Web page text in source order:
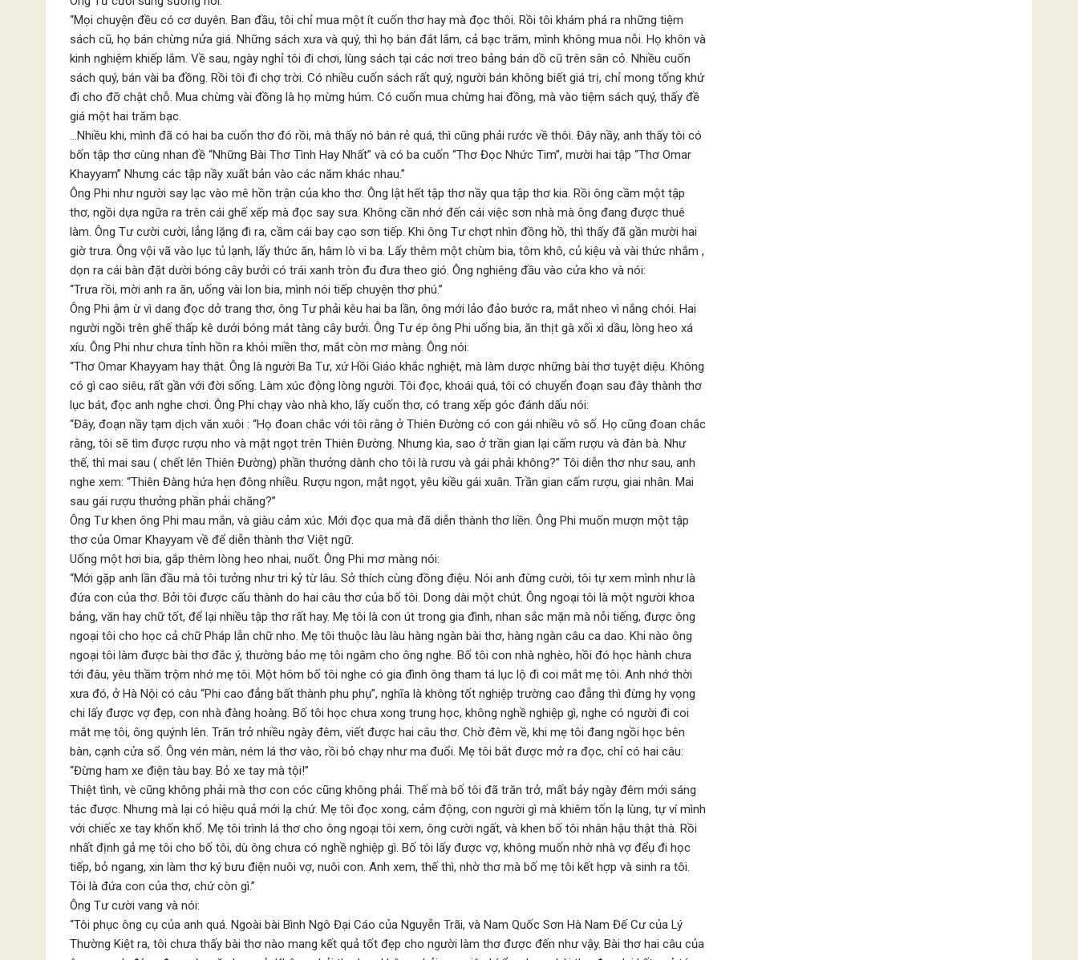
“Mọi chuyện đều có cơ duyên. Ban đầu, tôi chỉ mua một ít cuốn thơ hay mà đọc thôi. Rồi tôi khám phá ra những tiệm
sách cũ, họ bán chừng nửa giá. Những sách xưa và quý, thì họ bán đắt lắm, cả bạc trăm, mình không mua nỗi. Họ khôn và
kinh nghiệm khiếp lắm. Về sau, ngày nghỉ tôi đi chơi, lùng sách tại các nơi treo bảng bán dồ cũ trên sân cỏ. Nhiều cuốn
sách quý, bán vài ba đồng. Rồi tôi đi chợ trời. Có nhiều cuốn sách rất quý, người bán không biết giá trị, chỉ mong tống khứ
đi cho đỡ chật chỗ. Mua chừng vài đồng là họ mừng húm. Có cuốn mua chừng hai đồng, mà vào tiệm sách quý, thấy đề
giá một hai trăm bạc.
…Nhiều khi, mình đã có hai ba cuốn thơ đó rồi, mà thấy nó bán rẻ quá, thì cũng phải rước về thôi. Đây nầy, anh thấy tôi có
bốn tập thơ cùng nhan đề “Những Bài Thơ Tình Hay Nhất” và có ba cuốn “Thơ Đọc Nhức Tim”, mười hai tập “Thơ Omar
Khayyam” Nhưng các tập nầy xuất bản vào các năm khác nhau.”
Ông Phi như người say lạc vào mê hồn trận của kho thơ. Ông lật hết tập thơ nầy qua tập thơ kia. Rồi ông cầm một tập
thơ, ngồi dựa ngữa ra trên cái ghế xếp mà đọc say sưa. Không cần nhớ đến cái việc sơn nhà mà ông đang được thuê
làm. Ông Tư cười cười, lẳng lặng đi ra, cầm cái bay cạo sơn tiếp. Khi ông Tư chợt nhìn đồng hồ, thì thấy đã gần mười hai
giờ trưa. Ông vội vã vào lục tủ lạnh, lấy thức ăn, hâm lò vi ba. Lấy thêm một chùm bia, tôm khô, củ kiệu và vài thức nhắm ,
dọn ra cái bàn đặt dười bóng cây bưởi có trái xanh tròn đu đưa theo gió. Ông nghiêng đầu vào cửa kho và nói:
“Trưa rồi, mời anh ra ăn, uống vài lon bia, mình nói tiếp chuyện thơ phú.”
Ông Phi ậm ừ vì dang đọc dở trang thơ, ông Tư phải kêu hai ba lần, ông mới lảo đảo bước ra, mắt nheo vì nắng chói. Hai
người ngồi trên ghế thấp kê dưới bóng mát tàng cây bưởi. Ông Tư ép ông Phi uống bia, ăn thịt gà xối xì dầu, lòng heo xá
xíu. Ông Phi như chưa tỉnh hồn ra khỏi miền thơ, mắt còn mơ màng. Ông nói:
“Thơ Omar Khayyam hay thật. Ông là người Ba Tư, xứ Hồi Giáo khắc nghiệt, mà làm dược những bài thơ tuyệt diệu. Không
có gì cao siêu, rất gần với đời sống. Làm xúc động lòng người. Tôi đọc, khoái quá, tôi có chuyển đoạn sau đây thành thơ
lục bát, đọc anh nghe chơi. Ông Phi chạy vào nhà kho, lấy cuốn thơ, có trang xếp góc đánh dấu nói:
“Đây, đoạn nầy tạm dịch văn xuôi : “Họ đoan chắc với tôi rằng ở Thiên Đường có con gái nhiều vô số. Họ cũng đoan chắc
rằng, tôi sẽ tìm được rượu nho và mật ngọt trên Thiên Đường. Nhưng kìa, sao ở trần gian lại cấm rượu và đàn bà. Như
thế, thì mai sau ( chết lên Thiên Đường) phần thưởng dành cho tôi là rươu và gái phải không?” Tôi diễn thơ như sau, anh
nghe xem: “Thiên Đàng hứa hẹn đông nhiều. Rượu ngon, mật ngọt, yêu kiều gái xuân. Trần gian cấm rượu, giai nhân. Mai
sau gái rượu thưởng phần phải chăng?”
Ông Tư khen ông Phi mau mắn, và giàu cảm xúc. Mới đọc qua mà đã diễn thành thơ liền. Ông Phi muốn mượn một tập
thơ của Omar Khayyam về để diễn thành thơ Việt ngữ.
Uống một hơi bia, gắp thêm lòng heo nhai, nuốt. Ông Phi mơ màng nói:
“Mới gặp anh lần đầu mà tôi tưởng như tri kỷ từ lâu. Sở thích cùng đồng điệu. Nói anh đừng cười, tôi tự xem mình như là
đứa con của thơ. Bởi tôi được cấu thành do hai câu thơ của bố tôi. Dong dài một chút. Ông ngoại tôi là một người khoa
bảng, văn hay chữ tốt, để lại nhiều tập thơ rất hay. Mẹ tôi là con út trong gia đình, nhan sắc mặn mà nỗi tiếng, được ông
ngoại tôi cho học cả chữ Pháp lẫn chữ nho. Mẹ tôi thuộc làu làu hàng ngàn bài thơ, hàng ngàn câu ca dao. Khi nào ông
ngoại tôi làm được bài thơ đắc ý, thường bảo mẹ tôi ngâm cho ông nghe. Bố tôi con nhà nghèo, hồi đó học hành chưa
tới đâu, yêu thầm trộm nhớ mẹ tôi. Một hôm bố tôi nghe có gia đình ông tham tá lục lộ đi coi mắt mẹ tôi. Anh nhớ thời
xưa đó, ở Hà Nội có câu “Phi cao đẳng bất thành phu phụ”, nghĩa là không tốt nghiệp trường cao đẵng thì đừng hy vọng
chi lấy được vợ đẹp, con nhà đàng hoàng. Bố tôi học chưa xong trung học, không nghề nghiệp gì, nghe có người đi coi
mắt mẹ tôi, ông quýnh lên. Trăn trở nhiều ngày đêm, viết được hai câu thơ. Chờ đêm về, khi mẹ tôi đang ngồi học bên
bàn, cạnh cửa sổ. Ông vén màn, ném lá thơ vào, rồi bỏ chạy như ma đuổi. Mẹ tôi bắt được mở ra đọc, chỉ có hai câu:
“Đừng ham xe điện tàu bay. Bỏ xe tay mà tội!”
Thiệt tình, vè cũng không phải mà thơ con cóc cũng không phải. Thế mà bố tôi đã trăn trở, mất bảy ngày đêm mới sáng
tác được. Nhưng mà lại có hiệu quả mới lạ chứ. Mẹ tôi đọc xong, cảm động, con người gì mà khiêm tốn lạ lùng, tự ví mình
với chiếc xe tay khốn khổ. Mẹ tôi trình lá thơ cho ông ngoại tôi xem, ông cười ngất, và khen bố tôi nhân hậu thật thà. Rồi
nhất định gả mẹ tôi cho bố tôi, dù ông chưa có nghề nghiệp gì. Bố tôi lấy được vợ, không muốn nhờ nhà vợ đểụ đi học
tiếp, bỏ ngang, xin làm thơ ký bưu điện nuôi vợ, nuôi con. Anh xem, thế thì, nhờ thơ mà bố mẹ tôi kết hợp và sinh ra tôi.
Tôi là đứa con của thơ, chứ còn gì.”
Ông Tư cười vang và nói:
“Tôi phục ông cụ của anh quá. Ngoài bài Bình Ngô Đại Cáo của Nguyễn Trãi, và Nam Quốc Sơn Hà Nam Đế Cư của Lý
Thường Kiệt ra, tôi chưa thấy bài thơ nào mang kết quả tốt đẹp cho người làm thơ được đến như vậy. Bài thơ hai câu của